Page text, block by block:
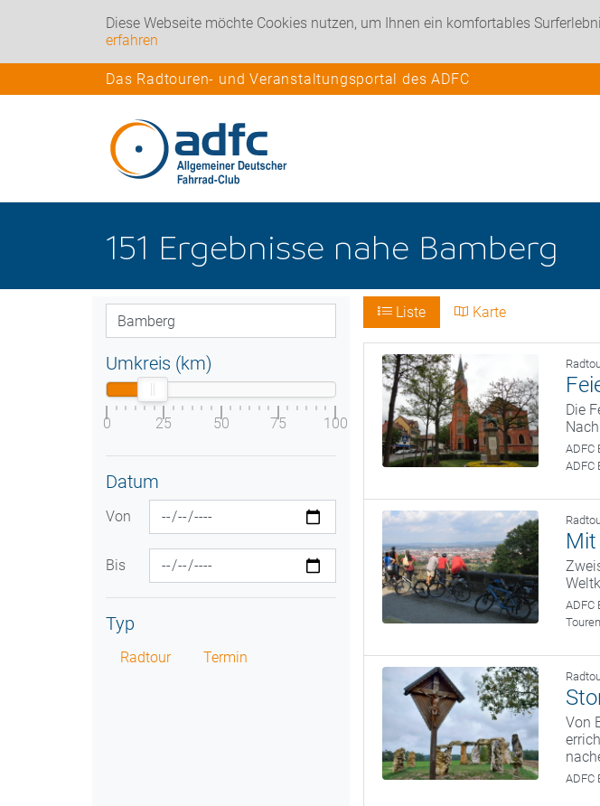
Diese Webseite möchte Cookies nutzen, um Ihnen ein komfortables
erfahren
Das Radtouren- und Veranstaltungsportal des ADFC
151 Ergebnisse nahe Bamberg
Umkreis (km)
0 25 50 75 100
Datum
Von
Bis
Typ
Radtour Termin
Liste Karte
Die
ADFC
ADFC
ADFC
Von
ADFC